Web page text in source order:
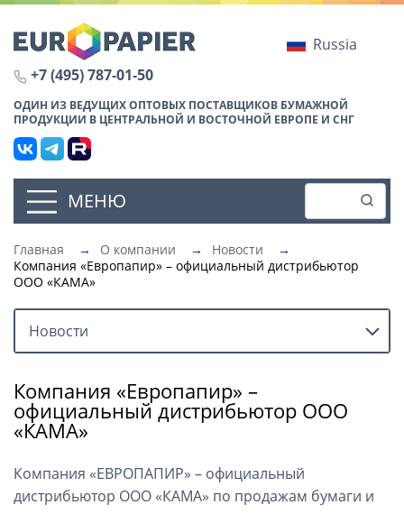
Russia
+7 (495) 787-01-50
ОДИН ИЗ ВЕДУЩИХ ОПТОВЫХ ПОСТАВЩИКОВ БУМАЖНОЙ
ПРОДУКЦИИ В ЦЕНТРАЛЬНОЙ И ВОСТОЧНОЙ ЕВРОПЕ И СНГ
МЕНЮ
Главная → О компании → Новости
→
Компания «Европапир» – официальный дистрибьютор
ООО «КАМА»
Новости
Компания «Европапир» –
официальный дистрибьютор ООО
«КАМА»
Компания «ЕВРОПАПИР» – официальный
дистрибьютор ООО «КАМА» по продажам бумаги и